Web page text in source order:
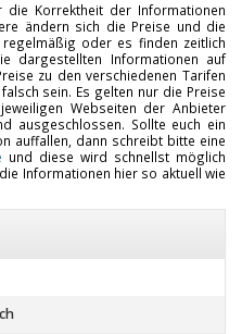
Korrektheit der Informationen
ändern sich die Preise und die
oder es finden zeitlich
dargestellten Informationen auf
zu den verschiedenen Tarifen
sein. Es gelten nur die Preise
Webseiten der Anbieter
ausgeschlossen. Sollte euch ein
auffallen, dann schreibt bitte eine
und diese wird schnellst möglich
Informationen hier so aktuell wie